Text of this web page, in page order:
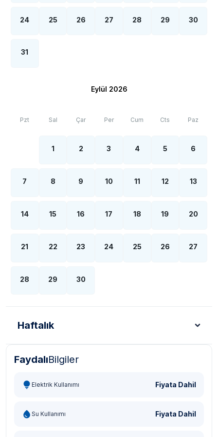
24 25 26 27 28 29 30
31
Eylül 2026
Pzt Sal Çar Per Cum Cts Paz
1 2 3 4 5 6
7 8 9 10 11 12 13
14 15 16 17 18 19 20
21 22 23 24 25 26 27
28 29 30
Haftalık
Türk Lirası - TL
FaydalıBilgiler
Elektrik Kullanımı Fiyata Dahil
Su Kullanımı Fiyata Dahil